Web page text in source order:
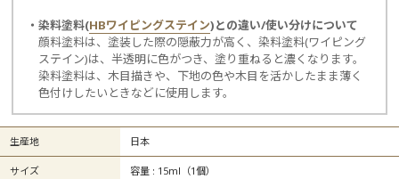
・染料塗料(HBワイピングステイン)との違い/使い分けについて
顔料塗料は、塗装した際の隠蔽力が高く、染料塗料(ワイピング
ステイン)は、半透明に色がつき、塗り重ねると濃くなります。
染料塗料は、木目描きや、下地の色や木目を活かしたまま薄く
色付けしたいときなどに使用します。
生産地 日本
サイズ 容量 : 15ml（1個）